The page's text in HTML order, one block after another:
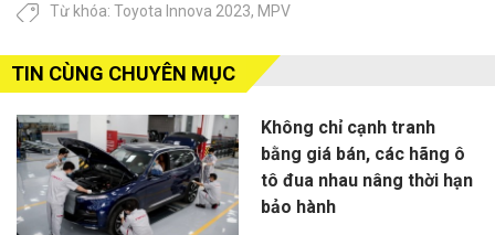
Từ khóa: Toyota Innova 2023, MPV
TIN CÙNG CHUYÊN MỤC
Không chỉ cạnh tranh
bằng giá bán, các hãng ô
tô đua nhau nâng thời hạn
bảo hành